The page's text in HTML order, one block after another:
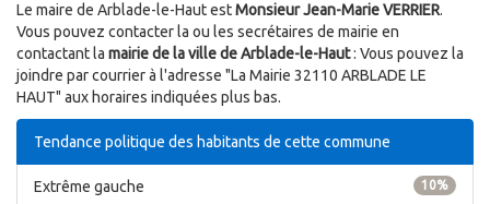
Le maire de Arblade-le-Haut estMonsieur Jean-Marie VERRIER.
Vous pouvez contacter la ou les secrétaires de mairie en
contactant la mairie de la ville de Arblade-le-Haut: Vous pouvez la
joindre par courrier à l'adresse "La Mairie 32110 ARBLADE LE
HAUT" aux horaires indiquées plus bas.
Tendance politique des habitants de cette commune
10%
Extrême gauche